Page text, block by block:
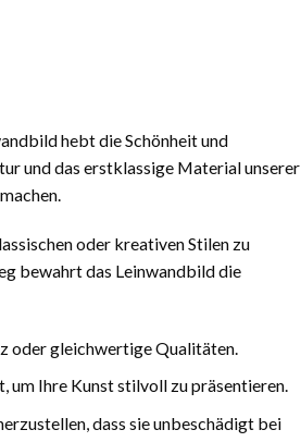
hebt die Schönheit und
und das erstklassige Material unserer
oder kreativen Stilen zu
bewahrt das Leinwandbild die
oder gleichwertige Qualitäten.
um Ihre Kunst stilvoll zu präsentieren.
dass sie unbeschädigt bei